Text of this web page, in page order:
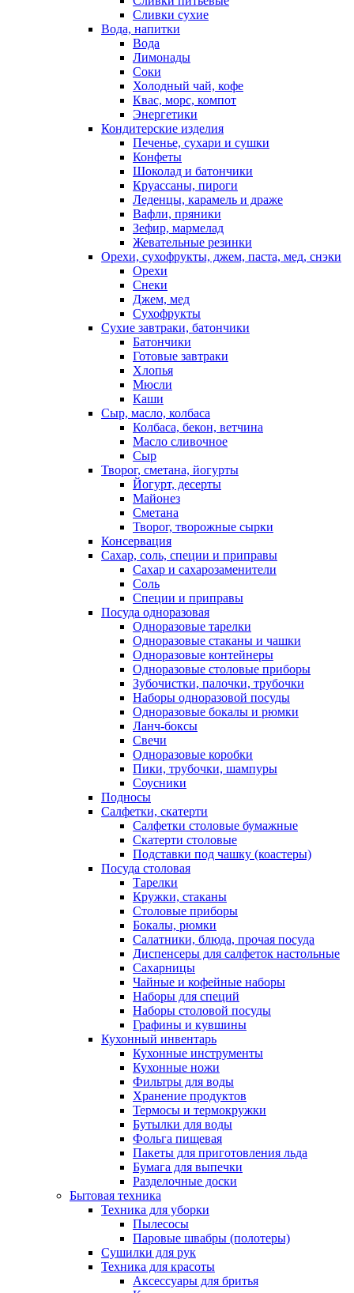
Сливки сухие
Вода, напитки
Вода
Лимонады
Соки
Холодный чай, кофе
Квас, морс, компот
Энергетики
Кондитерские изделия
Печенье, сухари и сушки
Конфеты
Шоколад и батончики
Круассаны, пироги
Леденцы, карамель и драже
Вафли, пряники
Зефир, мармелад
Жевательные резинки
Орехи, сухофрукты, джем, паста, мед, снэки
Орехи
Снеки
Джем, мед
Сухофрукты
Сухие завтраки, батончики
Батончики
Готовые завтраки
Хлопья
Мюсли
Каши
Сыр, масло, колбаса
Колбаса, бекон, ветчина
Масло сливочное
Сыр
Творог, сметана, йогурты
Йогурт, десерты
Майонез
Сметана
Творог, творожные сырки
Консервация
Сахар, соль, специи и приправы
Сахар и сахарозаменители
Соль
Специи и приправы
Посуда одноразовая
Одноразовые тарелки
Одноразовые стаканы и чашки
Одноразовые контейнеры
Одноразовые столовые приборы
Зубочистки, палочки, трубочки
Наборы одноразовой посуды
Одноразовые бокалы и рюмки
Ланч-боксы
Свечи
Одноразовые коробки
Пики, трубочки, шампуры
Соусники
Подносы
Салфетки, скатерти
Салфетки столовые бумажные
Скатерти столовые
Подставки под чашку (коастеры)
Посуда столовая
Тарелки
Кружки, стаканы
Столовые приборы
Бокалы, рюмки
Салатники, блюда, прочая посуда
Диспенсеры для салфеток настольные
Сахарницы
Чайные и кофейные наборы
Наборы для специй
Наборы столовой посуды
Графины и кувшины
Кухонный инвентарь
Кухонные инструменты
Кухонные ножи
Фильтры для воды
Хранение продуктов
Термосы и термокружки
Бутылки для воды
Фольга пищевая
Пакеты для приготовления льда
Бумага для выпечки
Разделочные доски
Бытовая техника
Техника для уборки
Пылесосы
Паровые швабры (полотеры)
Сушилки для рук
Техника для красоты
Аксессуары для бритья